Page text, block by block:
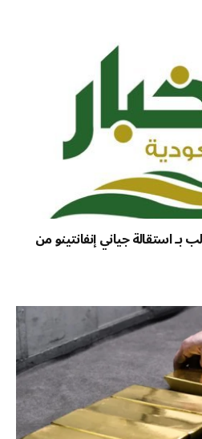
بـ استقالة جياني إنفانتينو من